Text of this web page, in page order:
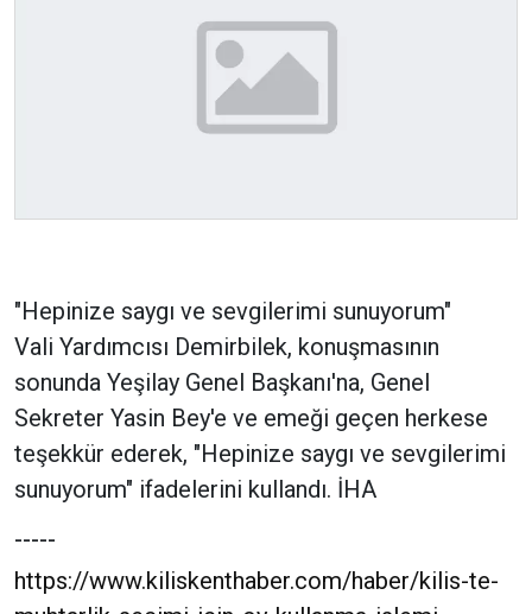
"Hepinize saygı ve sevgilerimi sunuyorum"
Vali Yardımcısı Demirbilek, konuşmasının
sonunda Yeşilay Genel Başkanı'na, Genel
Sekreter Yasin Bey'e ve emeği geçen herkese
teşekkür ederek, "Hepinize saygı ve sevgilerimi
sunuyorum" ifadelerini kullandı. İHA
-----
https://www.kiliskenthaber.com/haber/kilis-te-